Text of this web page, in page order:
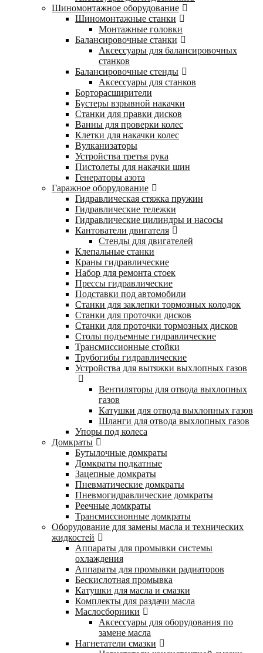
Шиномонтажное оборудование
Шиномонтажные станки
Монтажные головки
Балансировочные станки
Аксессуары для балансировочных
станков
Балансировочные стенды
Аксессуары для станков
Борторасширители
Бустеры взрывной накачки
Станки для правки дисков
Ванны для проверки колес
Клетки для накачки колес
Вулканизаторы
Устройства третья рука
Пистолеты для накачки шин
Генераторы азота
Гаражное оборудование
Гидравлическая стяжка пружин
Гидравлические тележки
Гидравлические цилиндры и насосы
Кантователи двигателя
Стенды для двигателей
Клепальные станки
Краны гидравлические
Набор для ремонта стоек
Прессы гидравлические
Подставки под автомобили
Станки для заклепки тормозных колодок
Станки для проточки дисков
Станки для проточки тормозных дисков
Столы подъемные гидравлические
Трансмиссионные стойки
Трубогибы гидравлические
Устройства для вытяжки выхлопных газов
Вентиляторы для отвода выхлопных
газов
Катушки для отвода выхлопных газов
Шланги для отвода выхлопных газов
Упоры под колеса
Домкраты
Бутылочные домкраты
Домкраты подкатные
Зацепные домкраты
Пневматические домкраты
Пневмогидравлические домкраты
Реечные домкраты
Трансмиссионные домкраты
Оборудование для замены масла и технических
жидкостей
Аппараты для промывки системы
охлаждения
Аппараты для промывки радиаторов
Бескислотная промывка
Катушки для масла и смазки
Комплекты для раздачи масла
Маслосборники
Аксессуары для оборудования по
замене масла
Нагнетатели смазки